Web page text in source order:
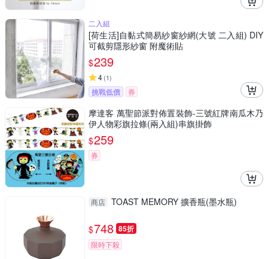
二入組
[荷生活]自黏式簡易紗窗紗網(大號 二入組) DIY
可截剪隱形紗窗 附魔術貼
$239
4(1)
挑戰低價 券
摩達客 萬聖節派對佈置裝飾-三號紅牌南瓜木乃
伊人物彩旗拉條(兩入組)串旗掛飾
$259
券
商店 TOAST MEMORY 擴香瓶(墨水瓶)
$748 85折
限時下殺